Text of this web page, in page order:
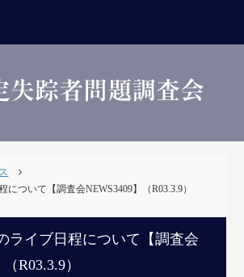
ついて【調査会NEWS3409】（R03.3.9）
ライブ日程について【調査会
R03.3.9）